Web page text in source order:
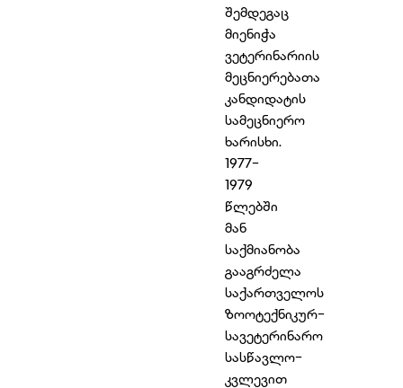
შემდეგაც
მიენიჭა
ვეტერინარიის
მეცნიერებათა
კანდიდატის
სამეცნიერო
ხარისხი.
1977-
1979
წლებში
მან
საქმიანობა
გააგრძელა
საქართველოს
ზოოტექნიკურ-
სავეტერინარო
სასწავლო-
კვლევით